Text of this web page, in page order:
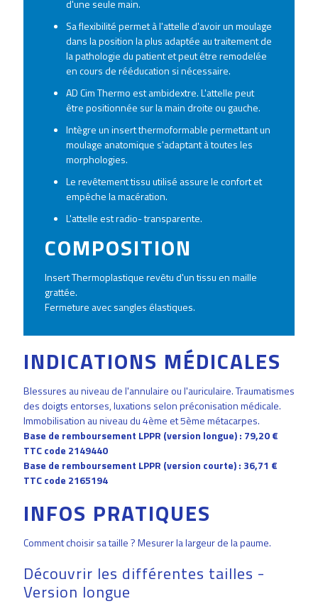
d'une seule main.
Sa flexibilité permet à l'attelle d'avoir un moulage
dans la position la plus adaptée au traitement de
la pathologie du patient et peut être remodelée
en cours de rééducation si nécessaire.
AD Cim Thermo est ambidextre. L'attelle peut
être positionnée sur la main droite ou gauche.
Intègre un insert thermoformable permettant un
moulage anatomique s'adaptant à toutes les
morphologies.
Le revêtement tissu utilisé assure le confort et
empêche la macération.
L'attelle est radio- transparente.
COMPOSITION
lnsert Thermoplastique revêtu d'un tissu en maille
grattée.
Fermeture avec sangles élastiques.
INDICATIONS MÉDICALES
Blessures au niveau de l'annulaire ou l'auriculaire. Traumatismes
des doigts entorses, luxations selon préconisation médicale.
Immobilisation au niveau du 4ème et 5ème métacarpes.
Base de remboursement LPPR (version longue) : 79,20 €
TTC code 2149440
Base de remboursement LPPR (version courte) : 36,71 €
TTC code 2165194
INFOS PRATIQUES
Comment choisir sa taille ? Mesurer la largeur de la paume.
Découvrir les différentes tailles -
Version longue